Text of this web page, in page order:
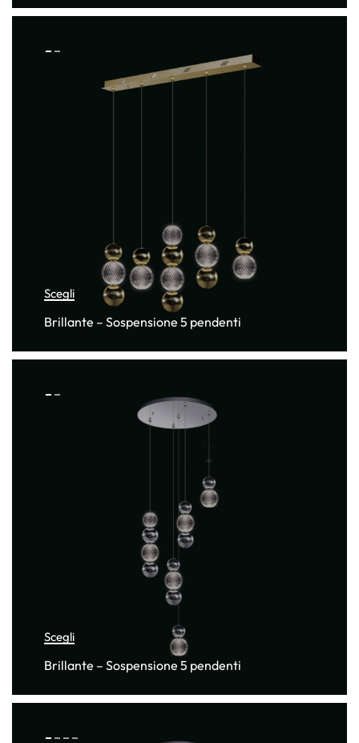
Scegli
Brillante – Sospensione 5 pendenti
Scegli
Brillante – Sospensione 5 pendenti